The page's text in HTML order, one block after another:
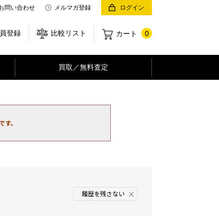
問い合わせ メルマガ登録 ログイン
カート 0
比較リスト
登録
買取／無料査定
。
履歴を残さない